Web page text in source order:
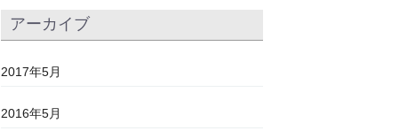
アーカイブ
2017年5月
2016年5月